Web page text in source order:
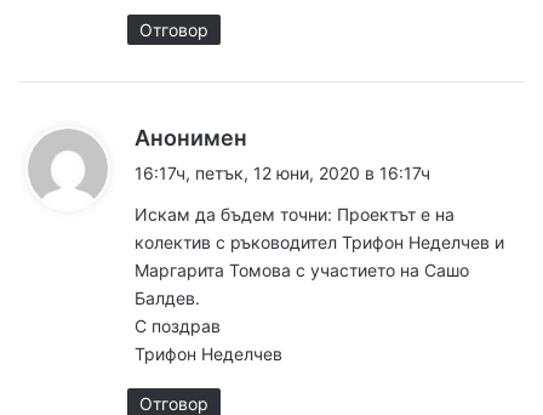
Отговор
Анонимен
а
а
:
16:17ч, петък, 12 юни, 2020 в 16:17ч
Искам да бъдем точни: Проектът е на
колектив с ръководител Трифон Неделчев и
Маргарита Томова с участието на Сашо
Балдев.
С поздрав
Трифон Неделчев
Отговор